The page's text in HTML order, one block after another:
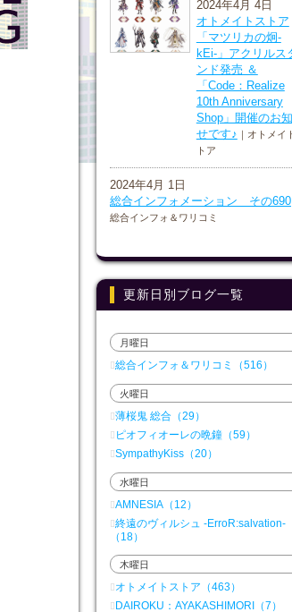
2024年4月 4日
オトメイトストア
「マツリカの炯-
kEi-」アクリルス
ンド発売 ＆
「Code：Realize
10th Anniversary
Shop」開催のお
せです♪ ｜オトメイ
トア
2024年4月 1日
総合インフォメーション その690
総合インフォ＆ワリコミ
更新日別ブログ一覧
月曜日
総合インフォ＆ワリコミ（516）
火曜日
薄桜鬼 総合（29）
ピオフィオーレの晩鐘（59）
SympathyKiss（20）
水曜日
AMNESIA（12）
終遠のヴィルシュ -ErroR:salvation-
（18）
木曜日
オトメイトストア（463）
DAIROKU：AYAKASHIMORI（7）